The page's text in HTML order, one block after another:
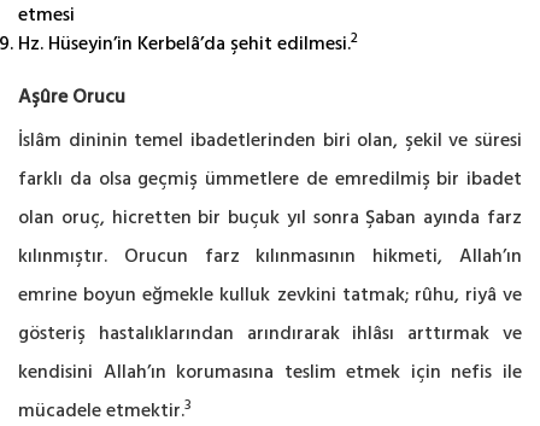
etmesi
Hz. Hüseyin’in Kerbelâ’da şehit edilmesi.2
Aşûre Orucu
İslâm dininin temel ibadetlerinden biri olan, şekil ve süresi
farklı da olsa geçmiş ümmetlere de emredilmiş bir ibadet
olan oruç, hicretten bir buçuk yıl sonra Şaban ayında farz
kılınmıştır. Orucun farz kılınmasının hikmeti, Allah’ın
emrine boyun eğmekle kulluk zevkini tatmak; rûhu, riyâ ve
gösteriş hastalıklarından arındırarak ihlâsı arttırmak ve
kendisini Allah’ın korumasına teslim etmek için nefis ile
mücadele etmektir.3